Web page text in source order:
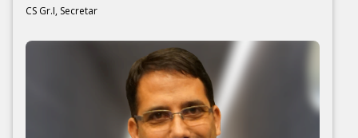
CS Gr.I, Secretar